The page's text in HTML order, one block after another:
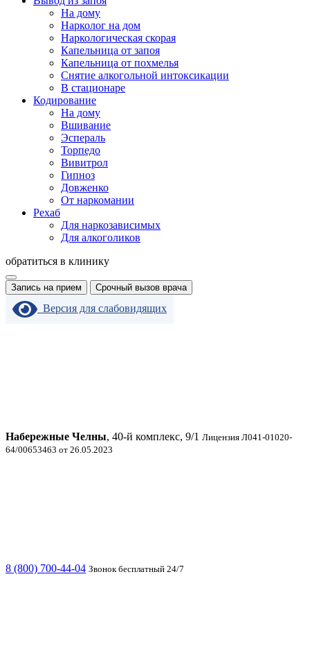
На дому
Нарколог на дом
Наркологическая скорая
Капельница от запоя
Капельница от похмелья
Снятие алкогольной интоксикации
В стационаре
Кодирование
На дому
Вшивание
Эспераль
Торпедо
Вивитрол
Гипноз
Довженко
От наркомании
Рехаб
Для наркозависимых
Для алкоголиков
обратиться в клинику
Запись на прием Срочный вызов врача
Версия для слабовидящих
Набережные Челны, 40-й комплекс, 9/1 Лицензия Л041-01020-
64/00653463 от 26.05.2023
8 (800) 700-44-04 Звонок бесплатный 24/7